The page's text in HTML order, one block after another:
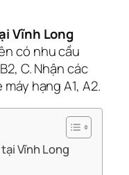
Vĩnh Long
có nhu cầu
C. Nhận các
hạng A1, A2.
Vĩnh Long